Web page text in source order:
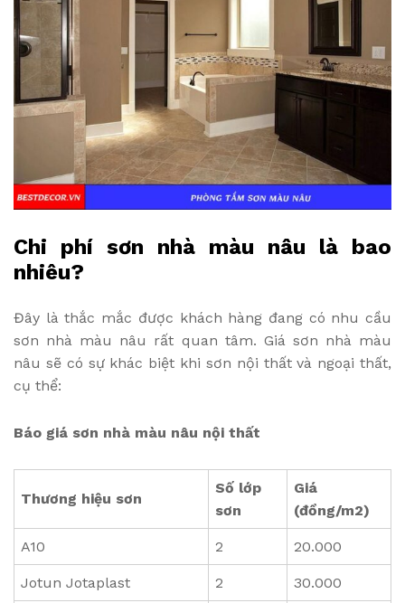
Chi phí sơn nhà màu nâu là bao
nhiêu?
Đây là thắc mắc được khách hàng đang có nhu cầu
sơn nhà màu nâu rất quan tâm. Giá sơn nhà màu
nâu sẽ có sự khác biệt khi sơn nội thất và ngoại thất,
cụ thể:
Báo giá sơn nhà màu nâu nội thất
Thương hiệu sơn
Số lớp
sơn
Giá
(đồng/m2)
A10 2 20.000
Jotun Jotaplast 2 30.000